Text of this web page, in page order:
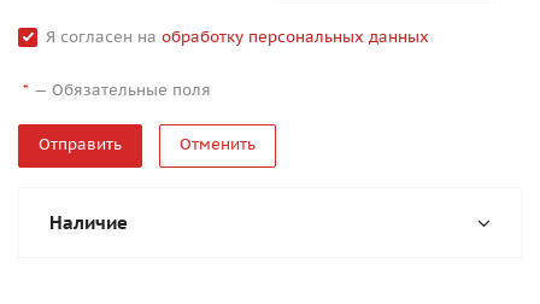
Я согласен на обработку персональных данных
* — Обязательные поля
Отменить
Наличие